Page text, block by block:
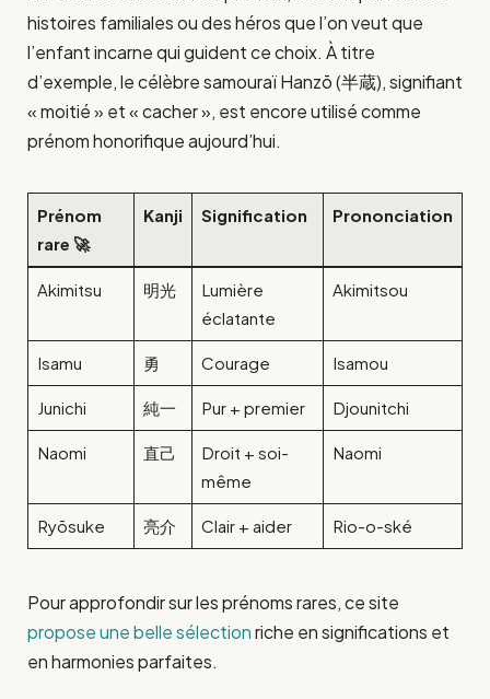
histoires familiales ou des héros que l’on veut que
l’enfant incarne qui guident ce choix. À titre
d’exemple, le célèbre samouraï Hanzō (半蔵), signifiant
« moitié » et « cacher », est encore utilisé comme
prénom honorifique aujourd’hui.
Prénom
rare 🚀
Kanji Signification Prononciation
Akimitsu 明光
Lumière
éclatante
Akimitsou
Isamu 勇 Courage Isamou
Junichi 純一 Pur + premier Djounitchi
Naomi 直己
Droit + soi-
même
Naomi
Ryōsuke 亮介 Clair + aider Rio-o-ské
Pour approfondir sur les prénoms rares, ce site
propose une belle sélectionriche en significations et
en harmonies parfaites.